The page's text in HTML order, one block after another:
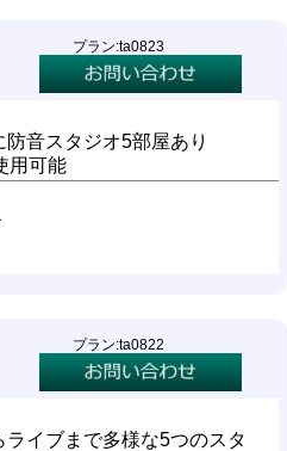
プラン:ta0823
防音スタジオ5部屋あり
用可能
プラン:ta0822
ライブまで多様な5つのスタ